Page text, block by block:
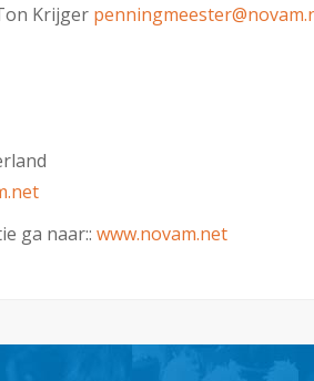
Krijger
ga naar:: www.novam.net